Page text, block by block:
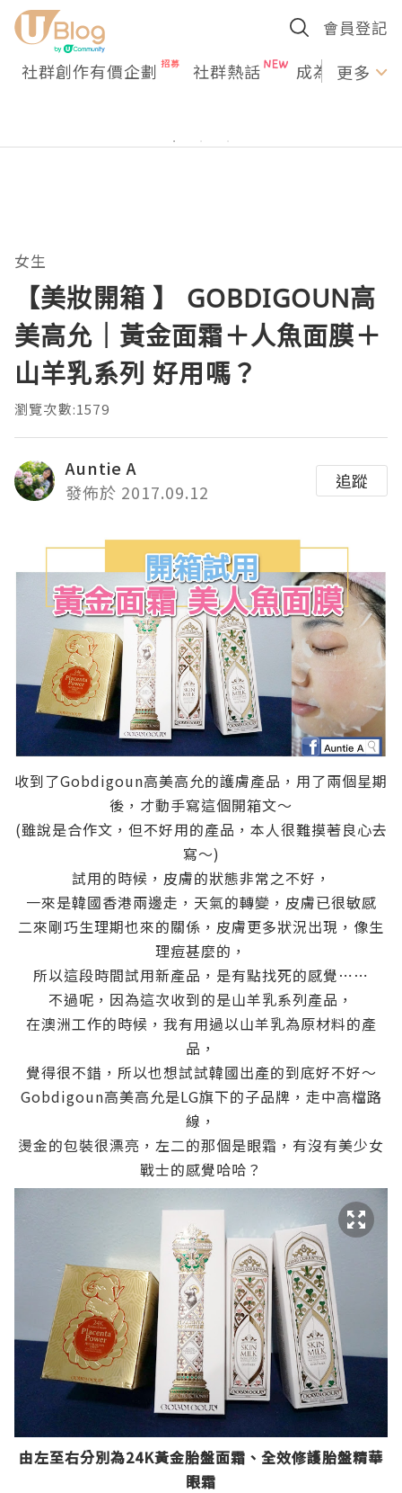
會員登記
社群創作有價企劃 社群熱話 成為U更多
女生
【美妝開箱 】 GOBDIGOUN高
美高允｜黃金面霜＋人魚面膜＋
山羊乳系列 好用嗎？
瀏覽次數:1579
Auntie A
發佈於 2017.09.12
追蹤
收到了Gobdigoun高美高允的護膚產品，用了兩個星期
後，才動手寫這個開箱文～
(雖說是合作文，但不好用的產品，本人很難摸著良心去
寫～)
試用的時候，皮膚的狀態非常之不好，
一來是韓國香港兩邊走，天氣的轉變，皮膚已很敏感
二來剛巧生理期也來的關係，皮膚更多狀況出現，像生
理痘甚麼的，
所以這段時間試用新產品，是有點找死的感覺⋯⋯
不過呢，因為這次收到的是山羊乳系列產品，
在澳洲工作的時候，我有用過以山羊乳為原材料的產
品，
覺得很不錯，所以也想試試韓國出產的到底好不好～
Gobdigoun高美高允是LG旗下的子品牌，走中高檔路
線，
燙金的包裝很漂亮，左二的那個是眼霜，有沒有美少女
戰士的感覺哈哈？
由左至右分別為24K黃金胎盤面霜、 全效修護胎盤精華
眼霜